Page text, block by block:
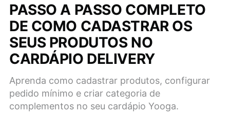
PASSO A PASSO COMPLETO
DE COMO CADASTRAR OS
SEUS PRODUTOS NO
CARDÁPIO DELIVERY
Aprenda como cadastrar produtos, configurar
pedido mínimo e criar categoria de
complementos no seu cardápio Yooga.